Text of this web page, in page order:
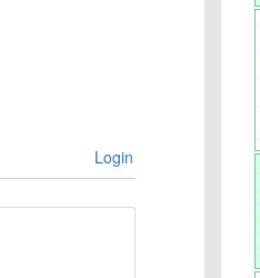
Login